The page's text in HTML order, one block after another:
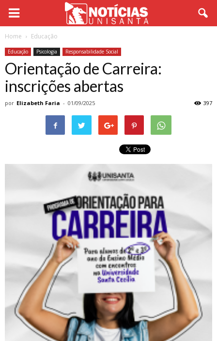
Home Educação
Educação Psicologia Responsabilidade Social
Orientação de Carreira:
inscrições abertas
por Elizabeth Faria - 01/09/2025 397